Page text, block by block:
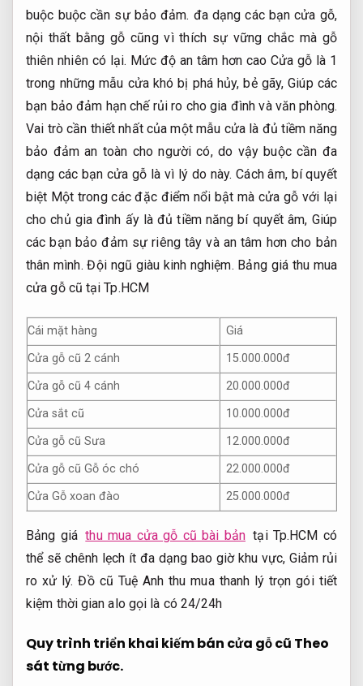
buộc buộc cần sự bảo đảm. đa dạng các bạn cửa gỗ,
nội thất bằng gỗ cũng vì thích sự vững chắc mà gỗ
thiên nhiên có lại. Mức độ an tâm hơn cao Cửa gỗ là 1
trong những mẫu cửa khó bị phá hủy, bẻ gãy, Giúp các
bạn bảo đảm hạn chế rủi ro cho gia đình và văn phòng.
Vai trò cần thiết nhất của một mẫu cửa là đủ tiềm năng
bảo đảm an toàn cho người có, do vậy buộc cần đa
dạng các bạn cửa gỗ là vì lý do này. Cách âm, bí quyết
biệt Một trong các đặc điểm nổi bật mà cửa gỗ với lại
cho chủ gia đình ấy là đủ tiềm năng bí quyết âm, Giúp
các bạn bảo đảm sự riêng tây và an tâm hơn cho bản
thân mình.Đội ngũ giàu kinh nghiệm. Bảng giá thu mua
cửa gỗ cũ tại Tp.HCM
Cái mặt hàng
Giá
Cửa gỗ cũ 2 cánh
15.000.000đ
Cửa gỗ cũ 4 cánh
20.000.000đ
Cửa sắt cũ
10.000.000đ
Cửa gỗ cũ Sưa
12.000.000đ
Cửa gỗ cũ Gỗ óc chó
22.000.000đ
Cửa Gỗ xoan đào
25.000.000đ
Bảng giá thu mua cửa gỗ cũ bài bản tại Tp.HCM có
thể sẽ chênh lẹch ít đa dạng bao giờ khu vực, Giảm rủi
ro xử lý. Đồ cũ Tuệ Anh thu mua thanh lý trọn gói tiết
kiệm thời gian alo gọi là có 24/24h
Quy trình triển khai kiếm bán cửa gỗ cũ Theo
sát từng bước.